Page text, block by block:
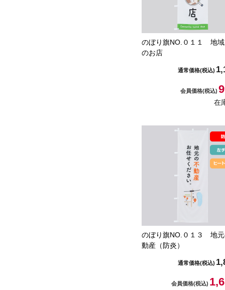
のぼり旗NO.０１１ 地
のお店
通常価格(税込)
会員価格(税込)
在
のぼり旗NO.０１３ 地
動産（防炎）
通常価格(税込)
会員価格(税込)